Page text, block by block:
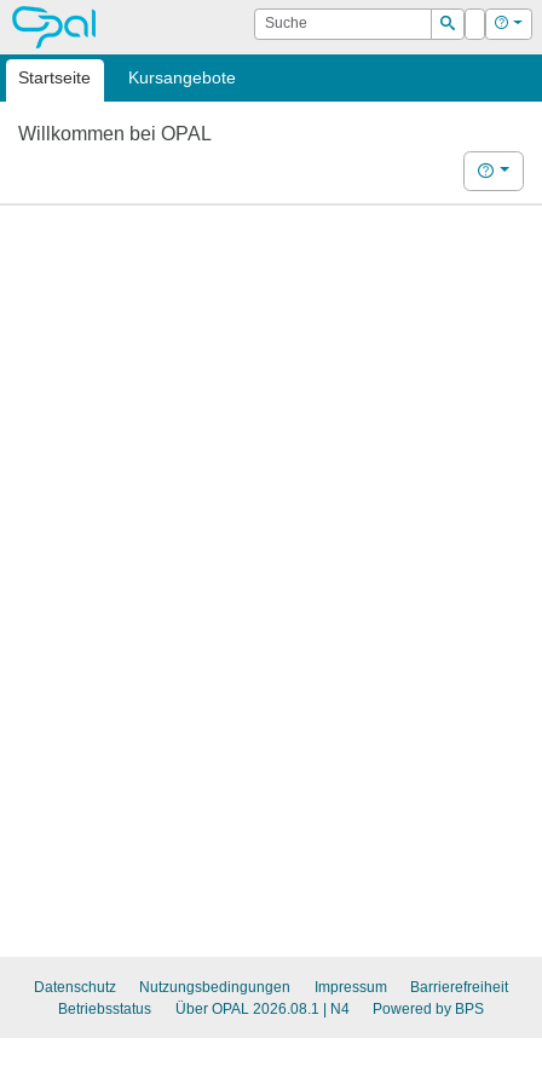
OPAL Suche
Suchen
Login Hilfe
Startseite Kursangebote
Willkommen bei OPAL
Hilfe
Datenschutz Nutzungsbedingungen Impressum
Barrierefreiheit
Betriebsstatus
Über OPAL 2026.08.1 | N4 Powered by BPS